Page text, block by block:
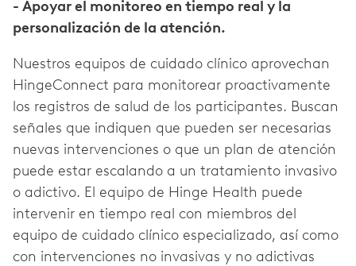
- Apoyar el monitoreo en tiempo real y la
personalización de la atención.
Nuestros equipos de cuidado clínico aprovechan
HingeConnect para monitorear proactivamente
los registros de salud de los participantes. Buscan
señales que indiquen que pueden ser necesarias
nuevas intervenciones o que un plan de atención
puede estar escalando a un tratamiento invasivo
o adictivo. El equipo de Hinge Health puede
intervenir en tiempo real con miembros del
equipo de cuidado clínico especializado, así como
con intervenciones no invasivas y no adictivas